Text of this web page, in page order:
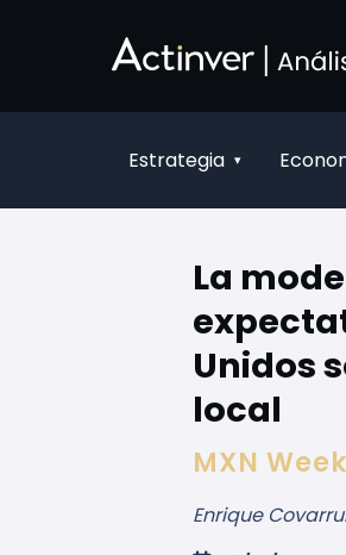
Estrategia ▾
La
Unidos
local
MXN
Enrique